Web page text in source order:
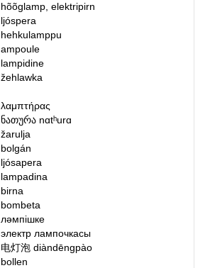
hõõglamp, elektripirn
ljóspera
hehkulamppu
ampoule
lampidine
žehlawka
λαμπτήρας
ნათურა nɑtʰurɑ
žarulja
bolgán
ljósapera
lampadina
birna
bombeta
ләмпішке
электр лампочкасы
电灯泡diàndēngpào
bollen